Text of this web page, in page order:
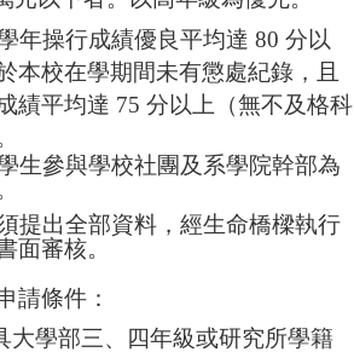
年操行成績優良平均達80分以
於本校在學期間未有懲處紀錄，且
績平均達 75分以上（無不及格科
生參與學校社團及系學院幹部為
提出全部資料，經生命橋樑執行
面審核。
請條件：
大學部三、四年級或研究所學籍